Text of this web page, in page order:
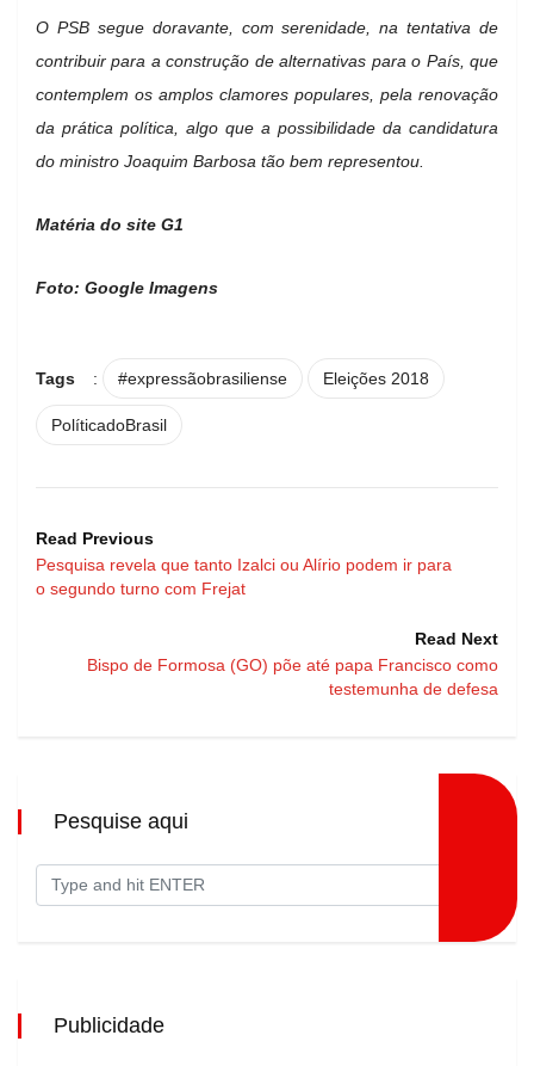
O PSB segue doravante, com serenidade, na tentativa de
contribuir para a construção de alternativas para o País, que
contemplem os amplos clamores populares, pela renovação
da prática política, algo que a possibilidade da candidatura
do ministro Joaquim Barbosa tão bem representou.
Matéria do site G1
Foto: Google Imagens
Tags : #expressãobrasiliense Eleições 2018
PolíticadoBrasil
Read Previous
Pesquisa revela que tanto Izalci ou Alírio podem ir para
o segundo turno com Frejat
Read Next
Bispo de Formosa (GO) põe até papa Francisco como
testemunha de defesa
Pesquise aqui
Publicidade